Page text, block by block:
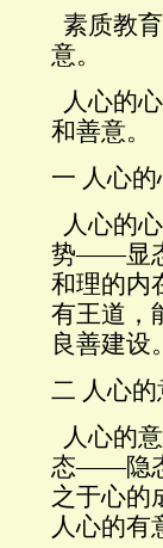
素质教
意。
人心的
和善意。
一 人心
人心的
势——显
和理的内
有王道，
良善建设。
二 人心
人心的
态——隐
之于心
人心的有